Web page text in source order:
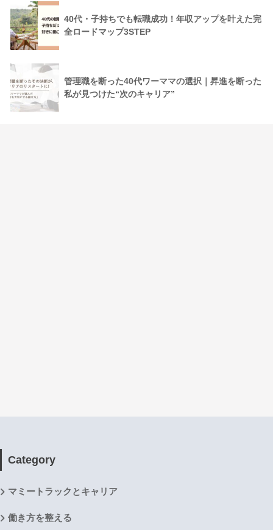
40代・子持ちでも転職成功！年収アップを叶えた完
全ロードマップ3STEP
管理職を断った40代ワーママの選択｜昇進を断った
私が見つけた“次のキャリア”
Category
マミートラックとキャリア
働き方を整える